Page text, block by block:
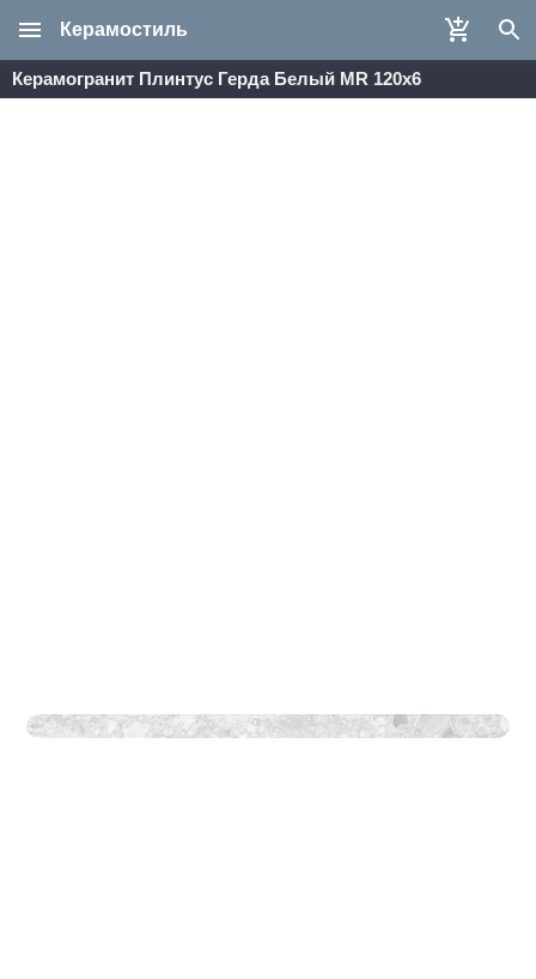
Керамостиль
Керамогранит Плинтус Герда Белый MR 120х6